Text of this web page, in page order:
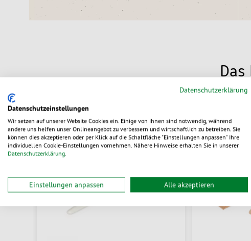
Datenschutzerklärung
Datenschutzeinstellungen
Wir setzen auf unserer Website Cookies ein. Einige von ihnen sind notwendig, während
andere uns helfen unser Onlineangebot zu verbessern und wirtschaftlich zu betreiben. Sie
können dies akzeptieren oder per Klick auf die Schaltfläche "Einstellungen anpassen" Ihre
individuellen Cookie-Einstellungen vornehmen. Nähere Hinweise erhalten Sie in unserer
Datenschutzerklärung.
Einstellungen anpassen Alle akzeptieren